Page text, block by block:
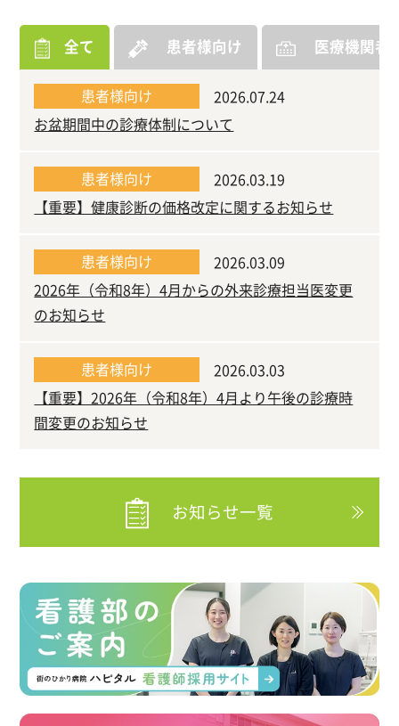
全て 患者様向け 医療機関者
患者様向け
2026.07.24
お盆期間中の診療体制について
患者様向け
2026.03.19
【重要】健康診断の価格改定に関するお知らせ
患者様向け
2026.03.09
2026年（令和8年）4月からの外来診療担当医変更
のお知らせ
患者様向け
2026.03.03
【重要】2026年（令和8年）4月より午後の診療時
間変更のお知らせ
お知らせ一覧